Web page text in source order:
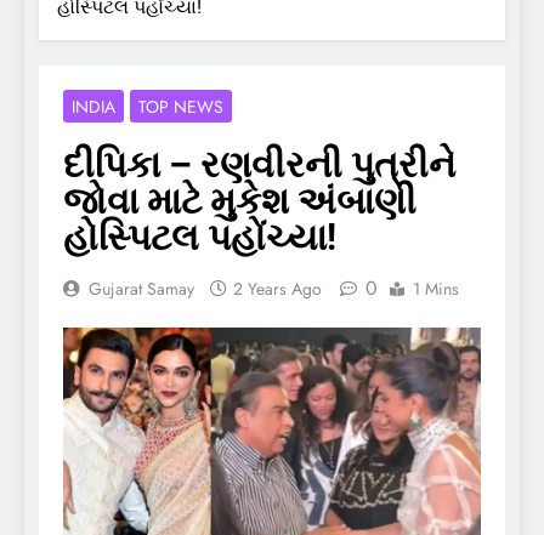
હોસ્પિટલ પહોંચ્યા!
INDIA TOP NEWS
દીપિકા – રણવીરની પુત્રીને
જોવા માટે મુકેશ અંબાણી
હોસ્પિટલ પહોંચ્યા!
Gujarat Samay 2 Years Ago 0 1 Mins